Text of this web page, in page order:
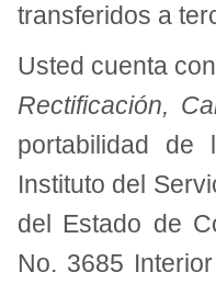
transferidos a
Usted cuenta
Rectificación,
portabilidad
Instituto del
del Estado de
No. 3685